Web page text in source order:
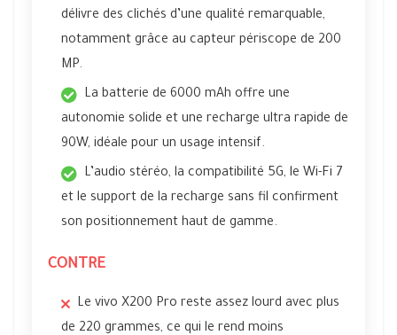
délivre des clichés d’une qualité remarquable,
notamment grâce au capteur périscope de 200
MP.
La batterie de 6000 mAh offre une
autonomie solide et une recharge ultra rapide de
90W, idéale pour un usage intensif.
L’audio stéréo, la compatibilité 5G, le Wi-Fi 7
et le support de la recharge sans fil confirment
son positionnement haut de gamme.
CONTRE
Le vivo X200 Pro reste assez lourd avec plus
de 220 grammes, ce qui le rend moins